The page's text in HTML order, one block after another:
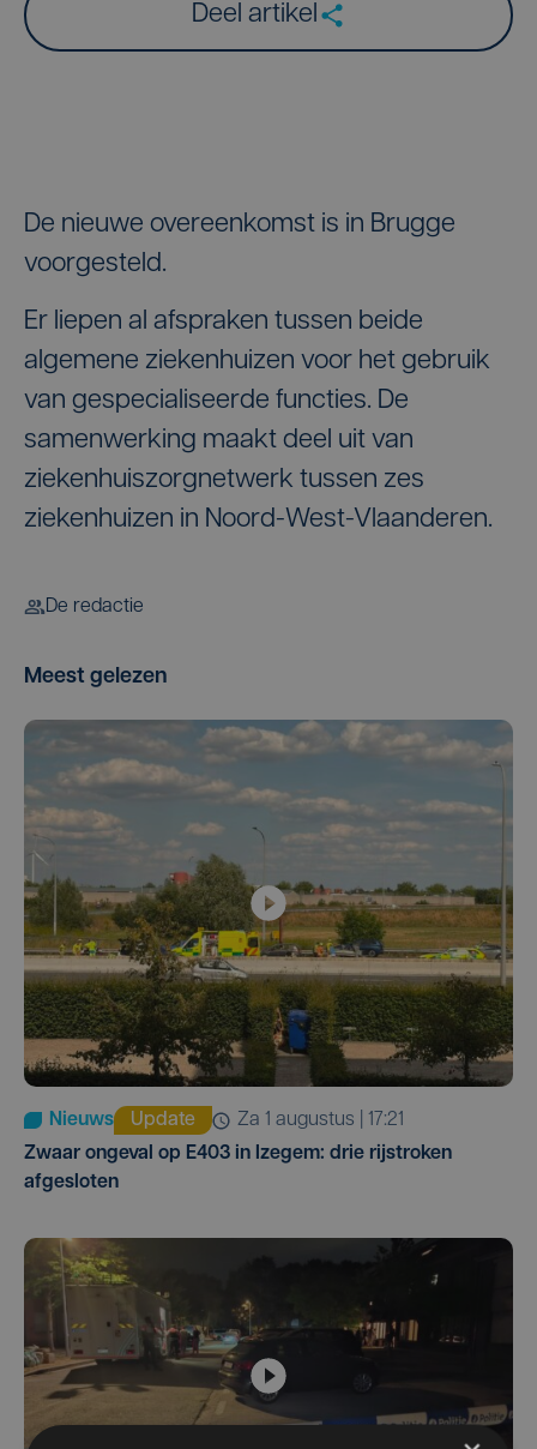
Deel artikel
De nieuwe overeenkomst is in Brugge
voorgesteld.
Er liepen al afspraken tussen beide
algemene ziekenhuizen voor het gebruik
van gespecialiseerde functies. De
samenwerking maakt deel uit van
ziekenhuiszorgnetwerk tussen zes
ziekenhuizen in Noord-West-Vlaanderen.
De redactie
Meest gelezen
Nieuws Update
za 1 augustus | 17:21
Zwaar ongeval op E403 in Izegem: drie rijstroken
afgesloten